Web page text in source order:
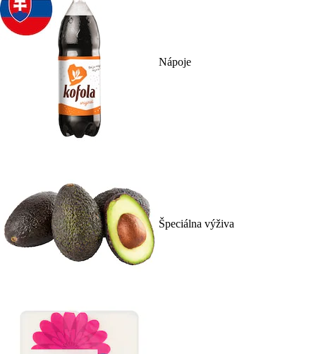
Nápoje
Špeciálna výživa